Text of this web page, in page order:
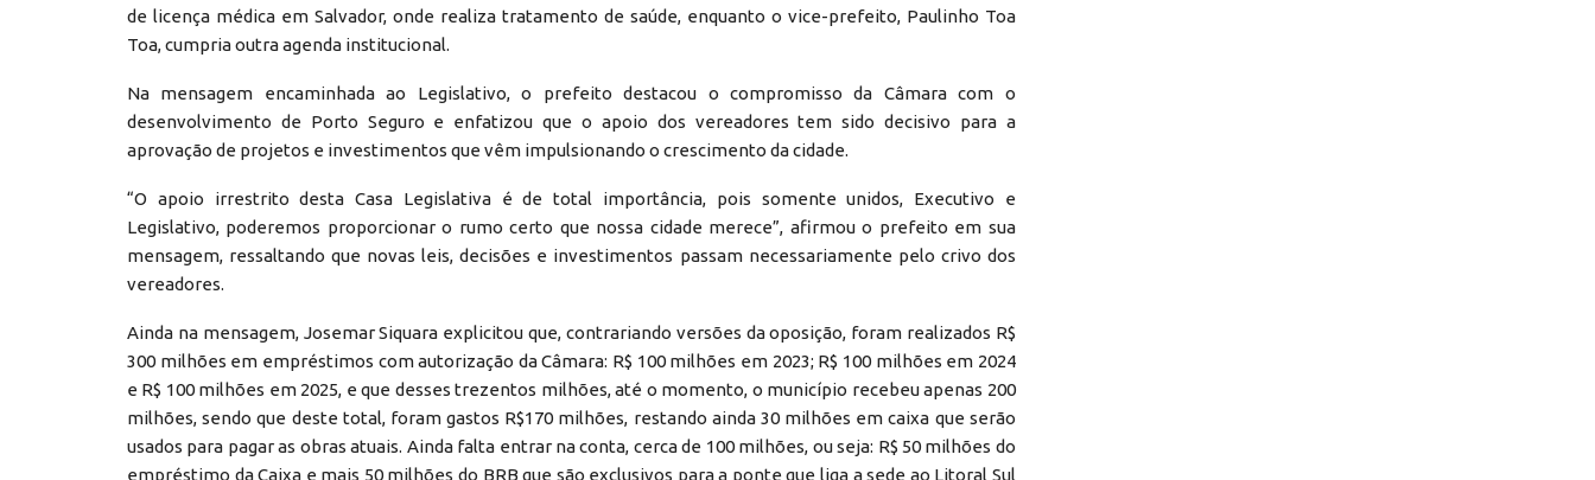
de licença médica em Salvador, onde realiza tratamento de saúde, enquanto o vice-prefeito, Paulinho Toa
Toa, cumpria outra agenda institucional.
Na mensagem encaminhada ao Legislativo, o prefeito destacou o compromisso da Câmara com o
desenvolvimento de Porto Seguro e enfatizou que o apoio dos vereadores tem sido decisivo para a
aprovação de projetos e investimentos que vêm impulsionando o crescimento da cidade.
“O apoio irrestrito desta Casa Legislativa é de total importância, pois somente unidos, Executivo e
Legislativo, poderemos proporcionar o rumo certo que nossa cidade merece”, afirmou o prefeito em sua
mensagem, ressaltando que novas leis, decisões e investimentos passam necessariamente pelo crivo dos
vereadores.
Ainda na mensagem, Josemar Siquara explicitou que, contrariando versões da oposição, foram realizados R$
300 milhões em empréstimos com autorização da Câmara: R$ 100 milhões em 2023; R$ 100 milhões em 2024
e R$ 100 milhões em 2025, e que desses trezentos milhões, até o momento, o município recebeu apenas 200
milhões, sendo que deste total, foram gastos R$170 milhões, restando ainda 30 milhões em caixa que serão
usados para pagar as obras atuais. Ainda falta entrar na conta, cerca de 100 milhões, ou seja: R$ 50 milhões do
empréstimo da Caixa e mais 50 milhões do BRB que são exclusivos para a ponte que liga a sede ao Litoral Sul